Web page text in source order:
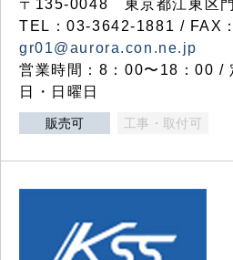
〒135-0048 東京都江東区
TEL：03-3642-1881 / FAX
gr01@aurora.con.ne.jp
営業時間：8：00〜18：00 /
日・日曜日
販売可 工事・取付可